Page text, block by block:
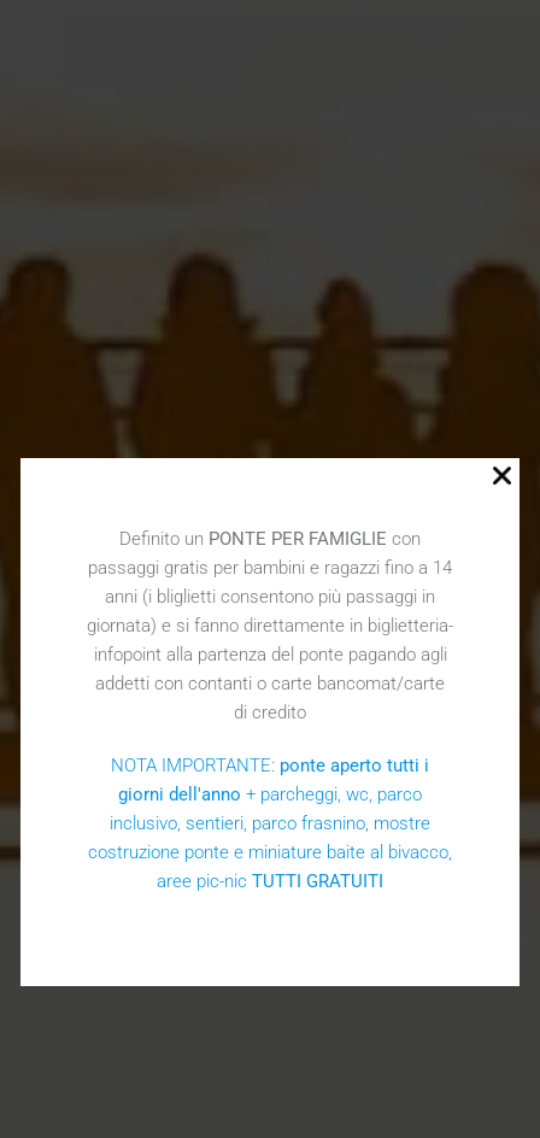
Definito un PONTE PER FAMIGLIE con
passaggi gratis per bambini e ragazzi fino a 14
anni (i bliglietti consentono più passaggi in
giornata) e si fanno direttamente in biglietteria-
infopoint alla partenza del ponte pagando agli
addetti con contanti o carte bancomat/carte
di credito
NOTA IMPORTANTE: ponte aperto tutti i
giorni dell'anno + parcheggi, wc, parco
inclusivo, sentieri, parco frasnino, mostre
costruzione ponte e miniature baite al bivacco,
aree pic-nic TUTTI GRATUITI